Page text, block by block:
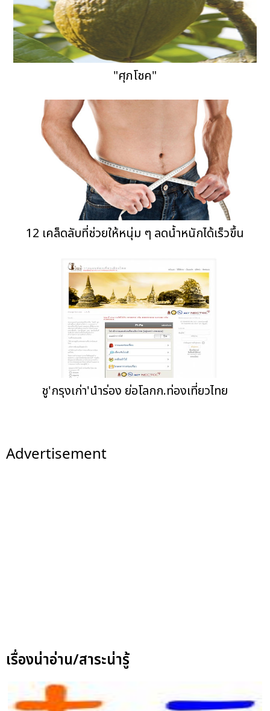
"ศุภโชค"
12 เคล็ดลับที่ช่วยให้หนุ่ม ๆ ลดน้ำหนักได้เร็วขึ้น
ชู'กรุงเก่า'นำร่อง ย่อโลกก.ท่องเที่ยวไทย
Advertisement
เรื่องน่าอ่าน/สาระน่ารู้